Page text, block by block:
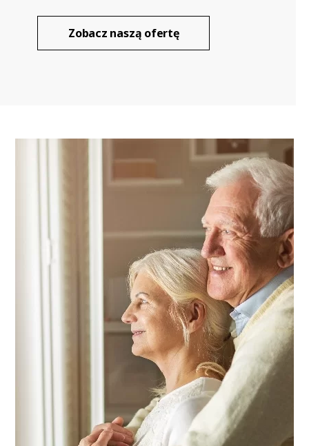
Zobacz naszą ofertę